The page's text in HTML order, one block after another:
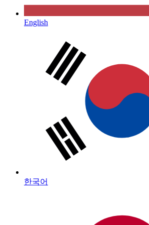
English
한국어